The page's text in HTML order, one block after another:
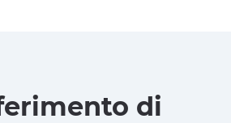
di